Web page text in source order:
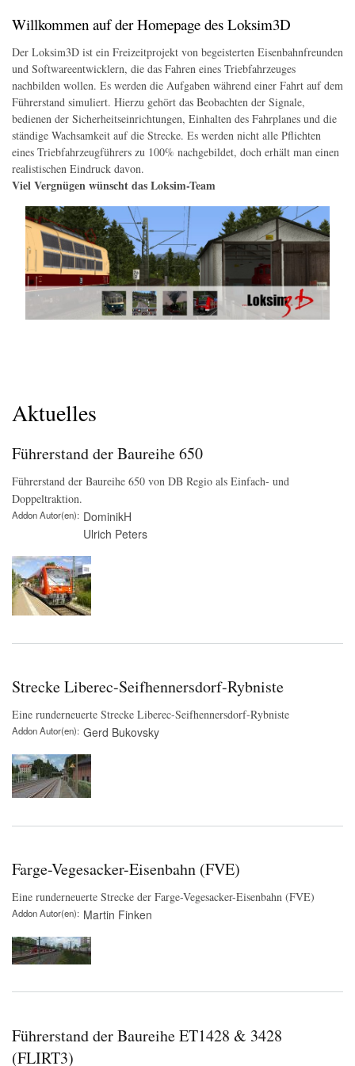
Startseite
Der Simulator
Wir über uns
Download
Foren & Links
FAQs & Infos
Addons
Buchfahrplangenerator
Willkommen auf der Homepage des Loksim3D
Der Loksim3D ist ein Freizeitprojekt von begeisterten Eisenbahnfreunden
und Softwareentwicklern, die das Fahren eines Triebfahrzeuges
nachbilden wollen. Es werden die Aufgaben während einer Fahrt auf dem
Führerstand simuliert. Hierzu gehört das Beobachten der Signale,
bedienen der Sicherheitseinrichtungen, Einhalten des Fahrplanes und die
ständige Wachsamkeit auf die Strecke. Es werden nicht alle Pflichten
eines Triebfahrzeugführers zu 100% nachgebildet, doch erhält man einen
realistischen Eindruck davon.
Viel Vergnügen wünscht das Loksim-Team
Aktuelles
Führerstand der Baureihe 650
Führerstand der Baureihe 650 von DB Regio als Einfach- und
Doppeltraktion.
Addon Autor(en)
DominikH
Ulrich Peters
Strecke Liberec-Seifhennersdorf-Rybniste
Eine runderneuerte Strecke Liberec-Seifhennersdorf-Rybniste
Addon Autor(en) Gerd Bukovsky
Farge-Vegesacker-Eisenbahn (FVE)
Eine runderneuerte Strecke der Farge-Vegesacker-Eisenbahn (FVE)
Addon Autor(en) Martin Finken
Führerstand der Baureihe ET1428 & 3428
(FLIRT3)